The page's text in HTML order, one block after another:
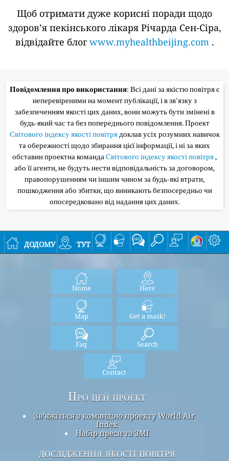
Щоб отримати дуже корисні поради щодо
здоров’я пекінського лікаря Річарда Сен-Сіра,
відвідайте блог www.myhealthbeijing.com.
Повідомлення про використання: Всі дані за якістю повітря є
неперевіреними на момент публікації, і в зв'язку з
забезпеченням якості цих даних, вони можуть бути змінені в
будь-який час та без попереднього повідомлення. Проект
Світового індексу якості повітрядоклав усіх розумних навичок
та обережності щодо збирання цієї інформації, і ні за яких
обставин проектна командаСвітового індексу якості повітря,
або її агенти, не будуть нести відповідальність за договором,
правопорушенням чи іншим чином за будь-які втрати,
пошкодження або збитки, що виникають безпосередньо чи
опосередковано від надання цих даних.
додому тут
Home Here
Map Get a mask!
Faq Search
Contact
Про цей проект
Зв’яжіться з командою проекту World Air
Index
Набір преси та ЗМІ
дослідження якості повітря